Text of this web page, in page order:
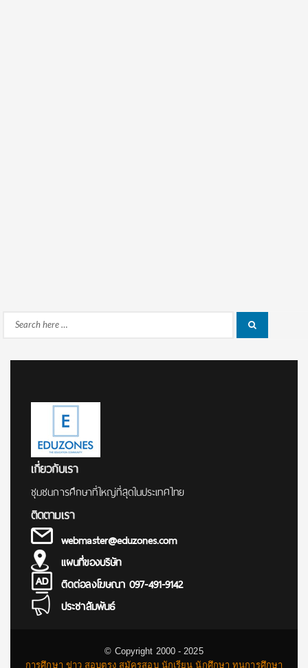
Search
เกี่ยวกับเรา
ชุมชนการศึกษาที่ใหญ่ที่สุดในประเทศไทย
ติดตามเรา
webmaster@eduzones.com
แผนที่ของบริษัท
ติดต่อลงโฆษณา 097-491-9142
ประชาสัมพันธ์
© Copyright 2000 - 2025
การศึกษา ข่าว สอบตรง สมัครสอบ นักเรียน นักศึกษา ทุนการศึกษา